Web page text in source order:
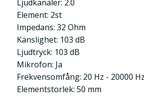
Ljudkanaler: 2.0
Element: 2st
Impedans: 32 Ohm
Känslighet: 103 dB
Ljudtryck: 103 dB
Mikrofon: Ja
Frekvensomfång: 20 Hz - 20000 Hz
Elementstorlek: 50 mm